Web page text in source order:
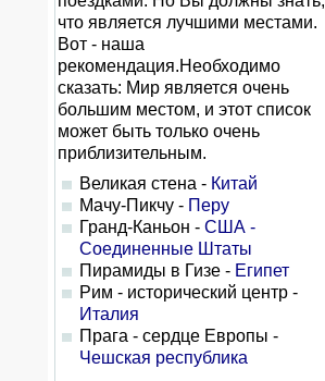
что является лучшими местами.
Вот - наша
рекомендация.Необходимо
сказать: Мир является очень
большим местом, и этот список
может быть только очень
приблизительным.
Великая стена - Китай
Мачу-Пикчу - Перу
Гранд-Каньон - США -
Соединенные Штаты
Пирамиды в Гизе - Египет
Рим - исторический центр -
Италия
Прага - сердце Европы -
Чешская республика